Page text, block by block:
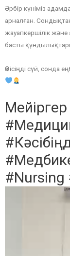
Әрбір күніміз
арналған.
жауапкершілік және
басты
Өз ісіңді сүй, сонда
#Nursing